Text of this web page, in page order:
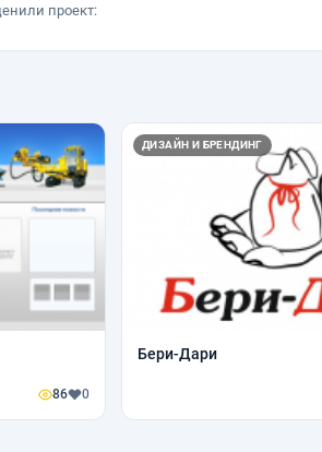
проект:
86 0
ДИЗАЙН И БРЕНДИНГ
Бери-Дари